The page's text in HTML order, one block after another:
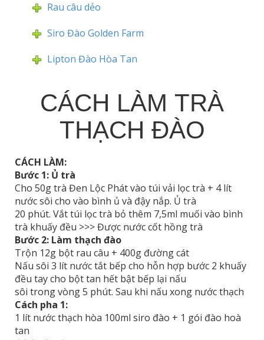
Rau câu dẻo
Siro Đào Golden Farm
Lipton Đào Hòa Tan
CÁCH LÀM TRÀ
THẠCH ĐÀO
CÁCH LÀM:
Bước 1: Ủ trà
Cho 50g trà Đen Lộc Phát vào túi vải lọc trà + 4 lít
nước sôi cho vào bình ủ và đậy nắp. Ủ trà
20 phút. Vắt túi lọc trà bỏ thêm 7,5ml muối vào bình
trà khuấy đều >>> Được nước cốt hồng trà
Bước 2: Làm thạch đào
Trộn 12g bột rau câu + 400g đường cát
Nấu sôi 3 lít nước tắt bếp cho hỗn hợp bước 2 khuấy
đều tay cho bột tan hết bật bếp lại nấu
sôi trong vòng 5 phút. Sau khi nấu xong nước thạch
Cách pha 1:
1 lít nước thạch hòa 100ml siro đào + 1 gói đào hoà
tan